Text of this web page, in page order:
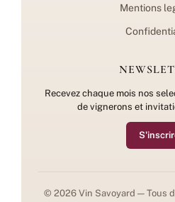
Mentions
Recevez chaque mois nos
de vignerons et
© 2026 Vin Savoyard — Tous